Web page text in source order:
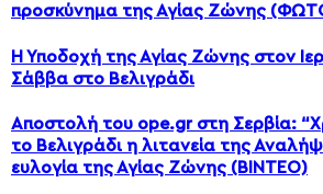
προσκύνημα της Αγίας Ζώνης
Η Υποδοχή της Αγίας Ζώνης στον
Σάββα στο Βελιγράδι
Αποστολή του ope.gr στη Σερβία:
το Βελιγράδι η λιτανεία της
ευλογία της Αγίας Ζώνης (ΒΙΝΤΕΟ)